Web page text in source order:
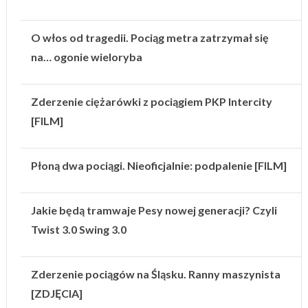
O włos od tragedii. Pociąg metra zatrzymał się
na… ogonie wieloryba
Zderzenie ciężarówki z pociągiem PKP Intercity
[FILM]
Płoną dwa pociągi. Nieoficjalnie: podpalenie [FILM]
Jakie będą tramwaje Pesy nowej generacji? Czyli
Twist 3.0 Swing 3.0
Zderzenie pociągów na Śląsku. Ranny maszynista
[ZDJĘCIA]